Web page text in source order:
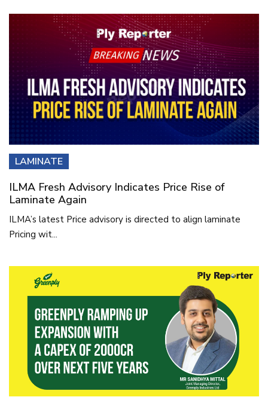
LAMINATE
ILMA Fresh Advisory Indicates Price Rise of
Laminate Again
ILMA’s latest Price advisory is directed to align laminate
Pricing wit...